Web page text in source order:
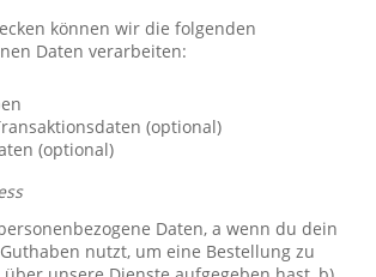
können wir die folgenden
Daten verarbeiten:
(optional)
(optional)
Daten, a wenn du dein
Guthaben nutzt, um eine Bestellung zu